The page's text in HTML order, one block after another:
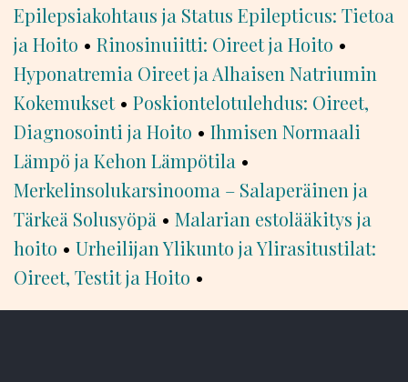
Epilepsiakohtaus ja Status Epilepticus: Tietoa
ja Hoito • Rinosinuiitti: Oireet ja Hoito •
Hyponatremia Oireet ja Alhaisen Natriumin
Kokemukset• Poskiontelotulehdus: Oireet,
Diagnosointi ja Hoito • Ihmisen Normaali
Lämpö ja Kehon Lämpötila •
Merkelinsolukarsinooma – Salaperäinen ja
Tärkeä Solusyöpä • Malarian estolääkitys ja
hoito • Urheilijan Ylikunto ja Ylirasitustilat:
Oireet, Testit ja Hoito •